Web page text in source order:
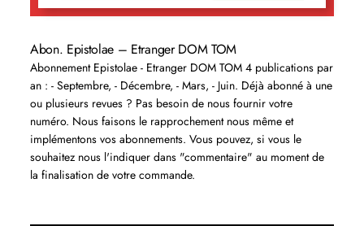
Abon. Epistolae – Etranger DOM TOM
Abonnement Epistolae - Etranger DOM TOM 4 publications par
an : - Septembre, - Décembre, - Mars, - Juin. Déjà abonné à une
ou plusieurs revues ? Pas besoin de nous fournir votre
numéro. Nous faisons le rapprochement nous même et
implémentons vos abonnements. Vous pouvez, si vous le
souhaitez nous l'indiquer dans "commentaire" au moment de
la finalisation de votre commande.